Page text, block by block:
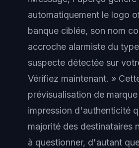
automatiquement le logo
banque ciblée, son nom
accroche alarmiste du
suspecte détectée sur
Vérifiez maintenant. »
prévisualisation de
impression d'authenticité
majorité des destinataires
à questionner, d'autant